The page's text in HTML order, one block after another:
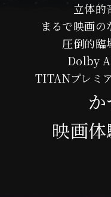
立体的
まるで映画
圧倒的臨
Dolby
TITANプレミ
映画